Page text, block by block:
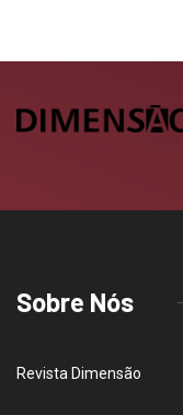
Sobre Nós
Revista Dimensão